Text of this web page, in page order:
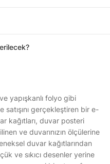
yapışkanlı folyo gibi
gerçekleştiren bir e-
kağıtları, duvar posteri
ve duvarınızın ölçülerine
duvar kağıtlarından
ve sıkıcı desenler yerine